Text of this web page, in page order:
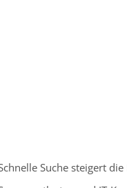
Suche steigert